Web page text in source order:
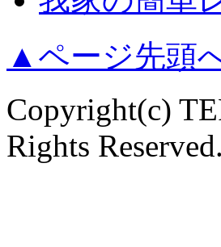
▲ページ先頭
Copyright(c)
Rights Reserved.